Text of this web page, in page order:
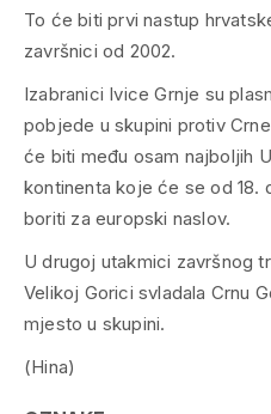
To će biti prvi nastup
završnici od 2002.
Izabranici Ivice Grnje su
pobjede u skupini protiv
će biti među osam najboljih
kontinenta koje će se od 18.
boriti za europski naslov.
U drugoj utakmici završnog
Velikoj Gorici svladala Crnu
mjesto u skupini.
(Hina)